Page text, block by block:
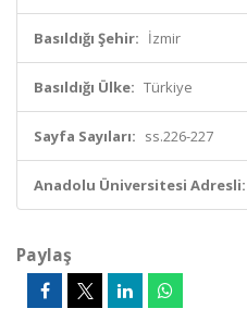
Basıldığı Şehir: İzmir
Basıldığı Ülke: Türkiye
Sayfa Sayıları: ss.226-227
Anadolu Üniversitesi Adresli:
Paylaş